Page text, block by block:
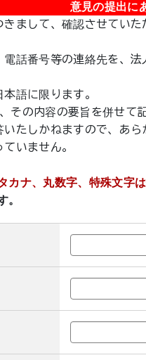
意見の提出に
まして、確認させてい
話番号等の連絡先を、
語に限ります。
その内容の要旨を併せて
たしかねますので、あら
いません。
カナ、丸数字、特殊文字
。